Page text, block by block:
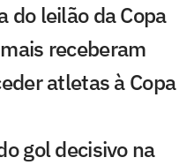
do leilão da Copa
receberam
atletas à Copa
gol decisivo na